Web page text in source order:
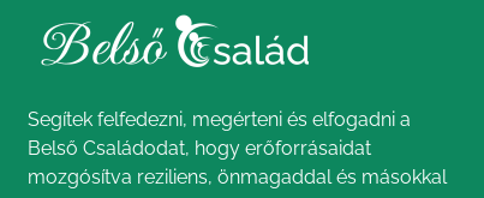
Segítek felfedezni, megérteni és elfogadni a
Belső Családodat, hogy erőforrásaidat
mozgósítva reziliens, önmagaddal és másokkal